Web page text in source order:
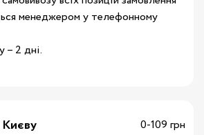
менеджером у телефонному
– 2 дні.
0-109 грн